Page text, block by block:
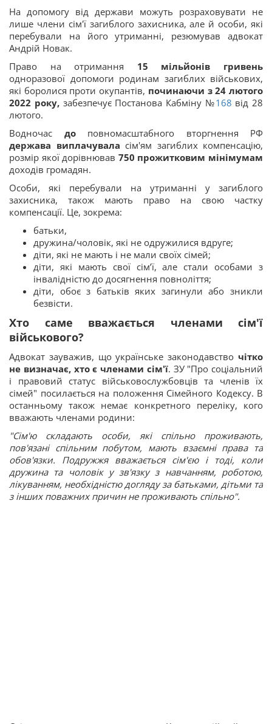
На допомогу від держави можуть розраховувати не
лише члени сім'ї загиблого захисника, але й особи, які
перебували на його утриманні, резюмував адвокат
Андрій Новак.
Право на отримання 15 мільйонів гривень
одноразової допомоги родинам загиблих військових,
які боролися проти окупантів, починаючи з 24 лютого
2022 року,забезпечує Постанова Кабміну №168 від 28
лютого.
Водночас доповномасштабного вторгнення РФ
держава виплачувала сім'ям загиблих компенсацію,
розмір якої дорівнював 750 прожитковим мінімумам
доходів громадян.
Особи, які перебували на утриманні у загиблого
захисника, також мають право на свою частку
компенсації. Це, зокрема:
батьки,
дружина/чоловік, які не одружилися вдруге;
діти, які не мають і не мали своїх сімей;
діти, які мають свої сім’ї, але стали особами з
інвалідністю до досягнення повноліття;
діти, обоє з батьків яких загинули або зникли
безвісти.
Хто саме вважається членами сім'ї
військового?
Адвокат зауважив, що українське законодавство чітко
не визначає, хто є членами сім'ї. ЗУ "Про соціальний
і правовий статус військовослужбовців та членів їх
сімей" посилається на положення Сімейного Кодексу. В
останньому також немає конкретного переліку, кого
вважають членами родини:
"Сім'ю складають особи, які спільно проживають,
пов'язані спільним побутом, мають взаємні права та
обов'язки. Подружжя вважається сім'єю і тоді, коли
дружина та чоловік у зв'язку з навчанням, роботою,
лікуванням, необхідністю догляду за батьками, дітьми та
з інших поважних причин не проживають спільно".